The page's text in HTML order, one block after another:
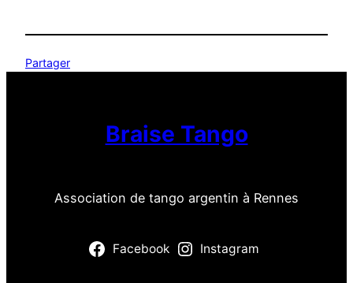
Partager
Braise Tango
Association de tango argentin à Rennes
Facebook Instagram